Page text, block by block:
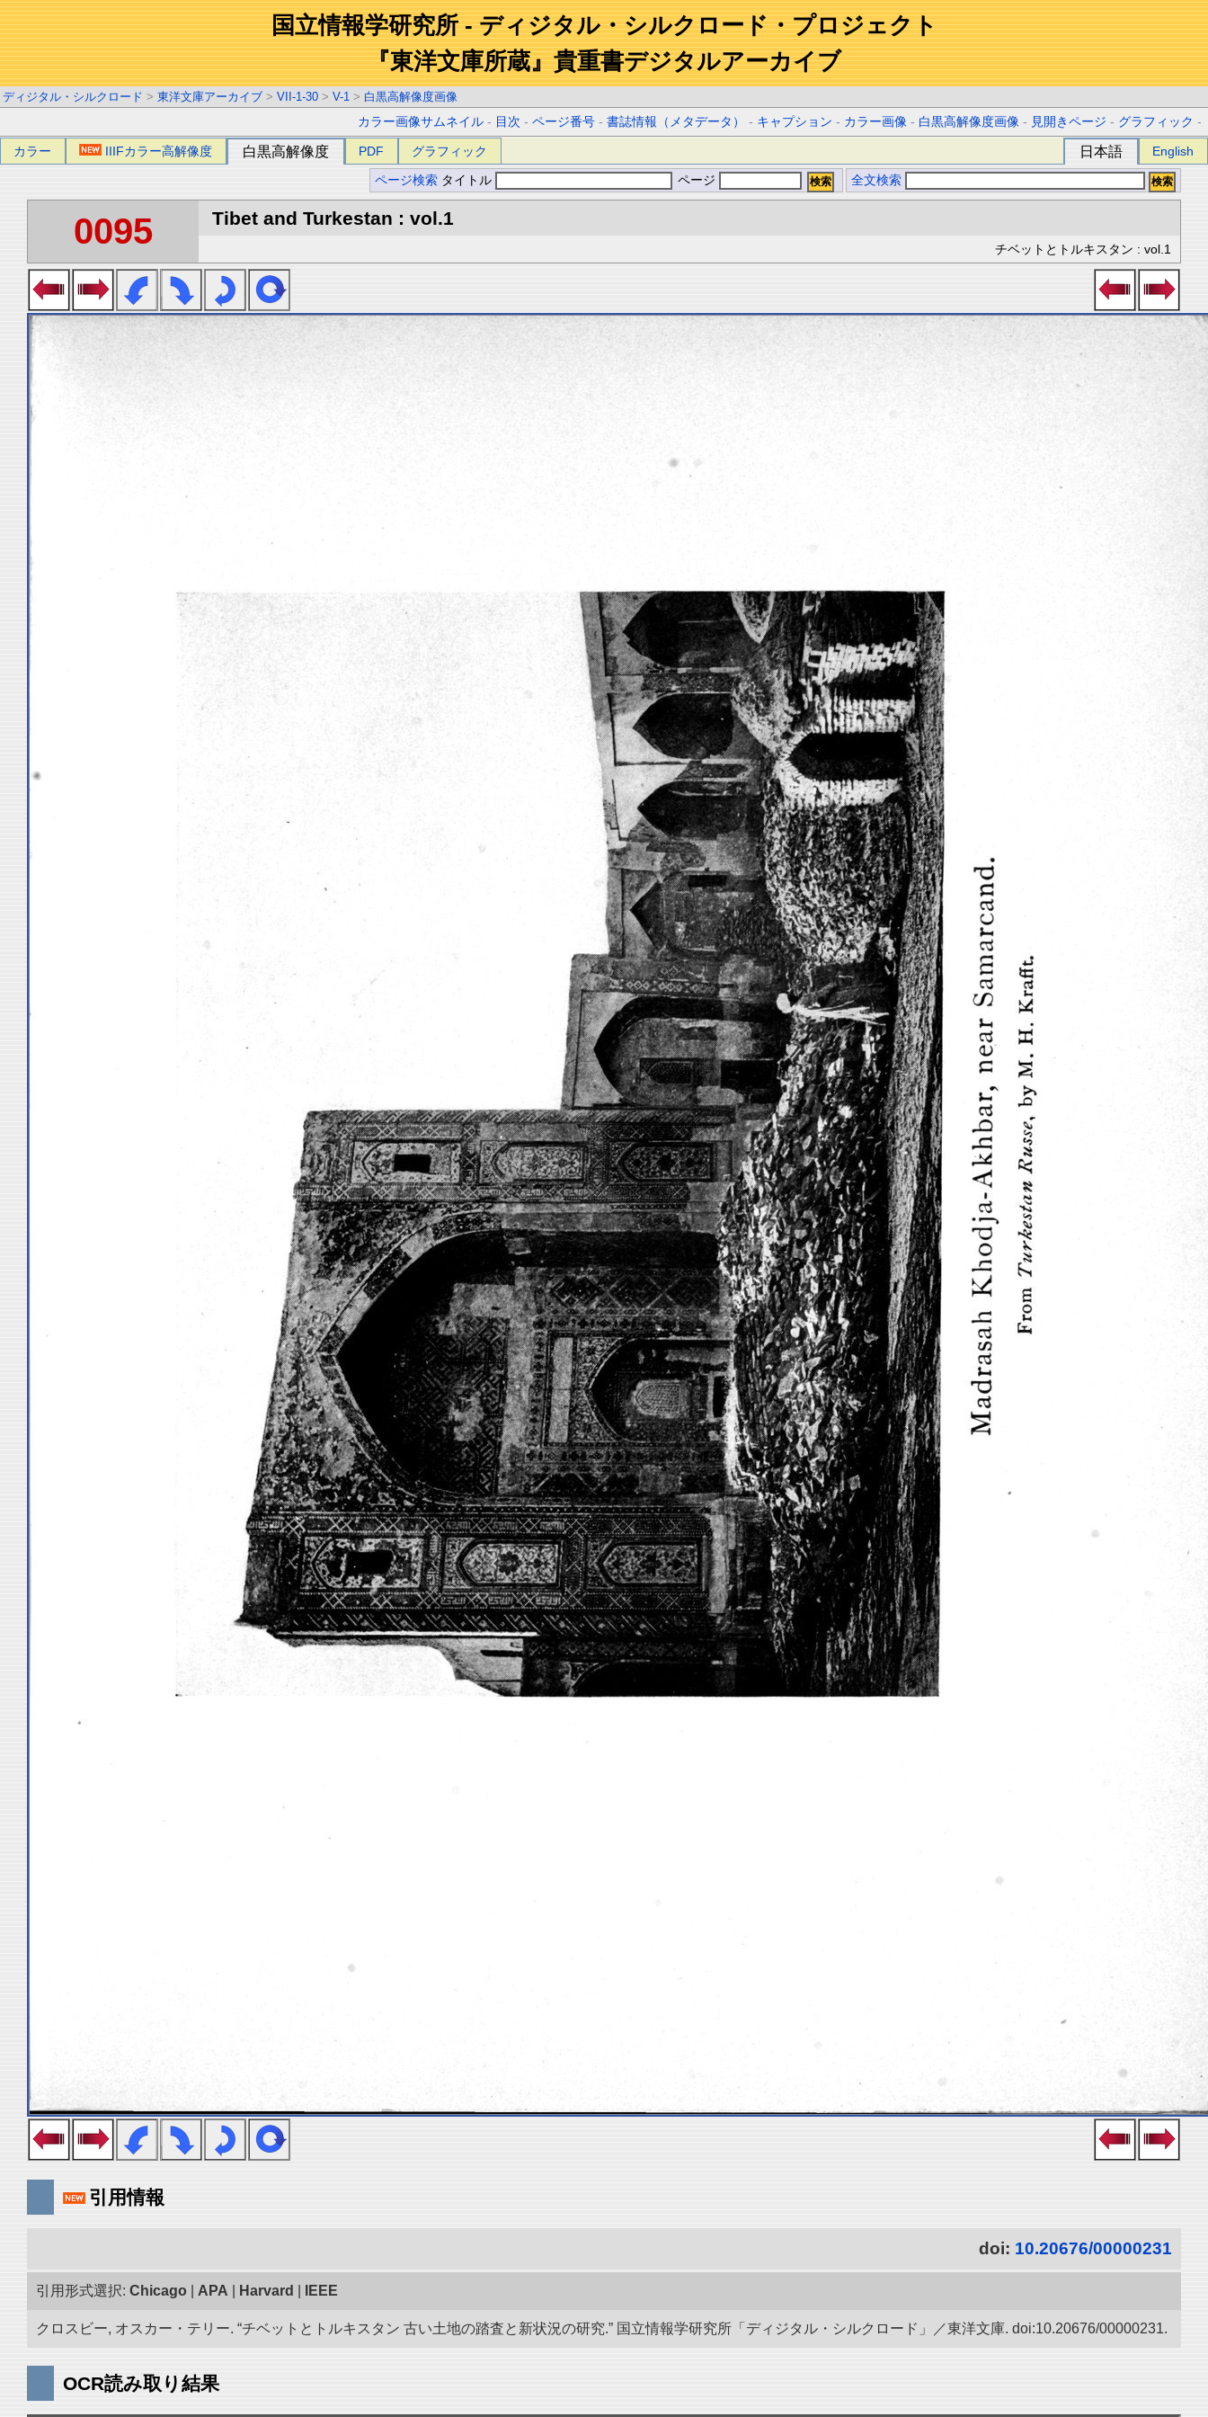
国立情報学研究所 - ディジタル・シルクロード・プロジェクト
『東洋文庫所蔵』貴重書デジタルアーカイブ
ディジタル・シルクロード > 東洋文庫アーカイブ > VII-1-30 > V-1 > 白黒高解像度画像
カラー画像サムネイル - 目次 -ページ番号 -書誌情報（メタデータ） - キャプション - カラー画像 - 白黒高解像度画像 - 見開きページ - グラフィック -
カラー IIIFカラー高解像度 白黒高解像度 PDF グラフィック 日本語 English
ページ検索 タイトル ページ 全文検索
0095 Tibet and Turkestan : vol.1
チベットとトルキスタン : vol.1
引用情報
doi: 10.20676/00000231
引用形式選択: Chicago APA Harvard IEEE
クロスビー, オスカー・テリー. “チベットとトルキスタン 古い土地の踏査と新状況の研究.” 国立情報学研究所「ディジタル・シルクロード」／東洋文庫. doi:10.20676/00000231.
OCR読み取り結果